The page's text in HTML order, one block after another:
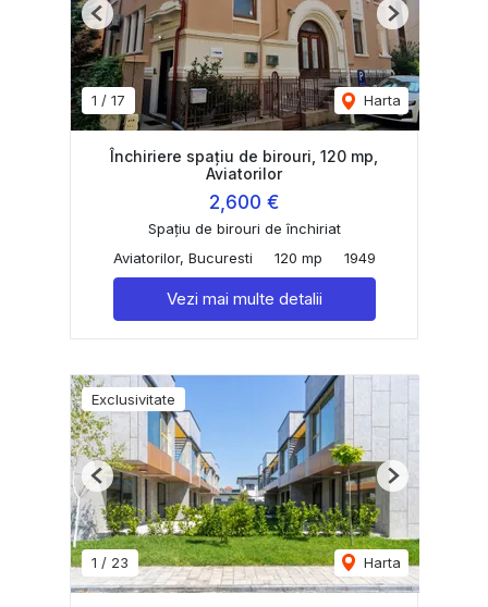
1 / 17 Harta
Previous Next
Închiriere spațiu de birouri, 120 mp,
Aviatorilor
2,600 €
Spațiu de birouri de închiriat
Aviatorilor, Bucuresti
120 mp 1949
Vezi mai multe detalii
Exclusivitate
1 / 23 Harta
Previous Next